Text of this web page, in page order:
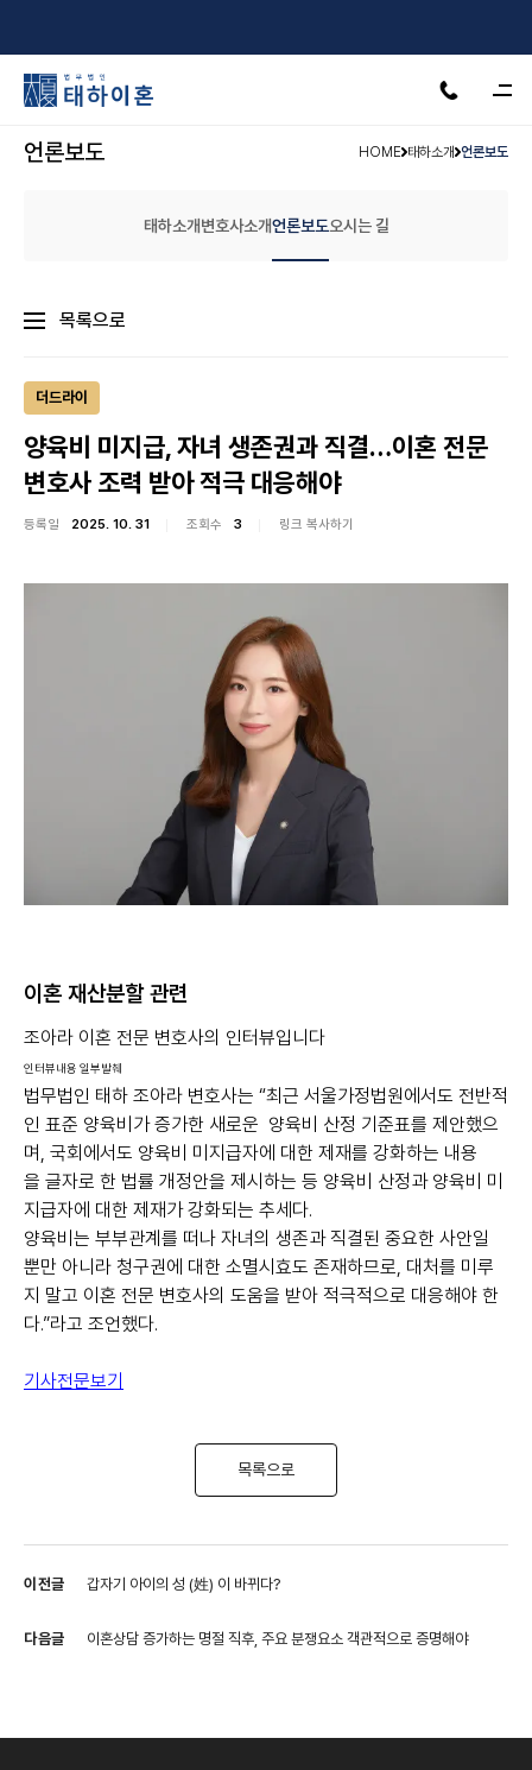
언론보도 HOME 태하소개 언론보도
태하소개변호사소개언론보도오시는 길
목록으로
더드라이
양육비 미지급, 자녀 생존권과 직결…이혼 전문
변호사 조력 받아 적극 대응해야
등록일 2025. 10. 31 조회수 3 링크 복사하기
이혼 재산분할 관련
조아라 이혼 전문 변호사의 인터뷰입니다
인터뷰내용 일부발췌
법무법인 태하 조아라 변호사는 “최근 서울가정법원에서도 전반적
인 표준 양육비가 증가한 새로운 양육비 산정 기준표를 제안했으
며, 국회에서도 양육비 미지급자에 대한 제재를 강화하는 내용
을 글자로 한 법률 개정안을 제시하는 등 양육비 산정과 양육비 미
지급자에 대한 제재가 강화되는 추세다.
양육비는 부부관계를 떠나 자녀의 생존과 직결된 중요한 사안일
뿐만 아니라 청구권에 대한 소멸시효도 존재하므로, 대처를 미루
지 말고 이혼 전문 변호사의 도움을 받아 적극적으로 대응해야 한
다.”라고 조언했다.
기사전문보기
목록으로
이전글 갑자기 아이의 성 (姓) 이 바뀌다?
다음글 이혼상담 증가하는 명절 직후, 주요 분쟁요소 객관적으로 증명해야